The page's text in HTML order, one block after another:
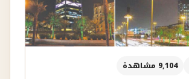
9,104 مشاهدة